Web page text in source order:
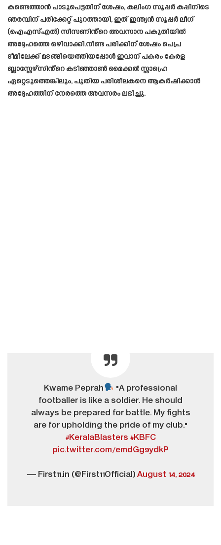
കണ്ടെത്താൻ പാടുപെട്ടതിന് ശേഷം, കലിംഗ സൂപ്പർ കപ്പിനിടെ
ഞരമ്പിന് പരിക്കേറ്റ് പുറത്തായി, ഇത് ഇന്ത്യൻ സൂപ്പർ ലീഗ്
(ഐഎസ്എൽ) സീസണിൻ്റെ അവസാന പകുതിയിൽ
അദ്ദേഹത്തെ ഒഴിവാക്കി.നീണ്ട പരിക്കിന് ശേഷം പെപ്ര
ടീമിലേക്ക് മടങ്ങിയെത്തിയപ്പോൾ ഇവാന് പകരം കേരള
ബ്ലാസ്റ്റേഴ്സിൻ്റെ കടിഞ്ഞാൺ മൈക്കൽ സ്റ്റാഹ്രെ
ഏറ്റെടുത്തെങ്കിലും, പുതിയ പരിശീലകനെ ആകർഷിക്കാൻ
അദ്ദേഹത്തിന് നേരത്തെ അവസരം ലഭിച്ചു.
Kwame Peprah
"A professional
footballer is like a soldier. He should
always be prepared for battle. My fights
are for upholding the pride of my club."
#KeralaBlasters #KBFC
pic.twitter.com/emdGg9ydkP
— First11.in (@First11Official) August 14, 2024